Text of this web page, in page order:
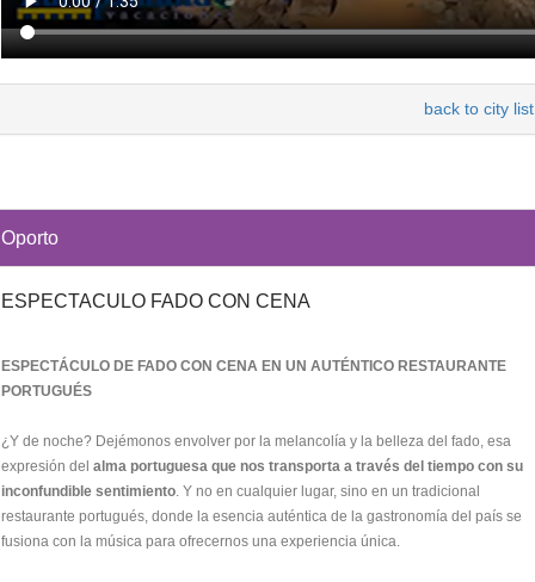
back to city list
Oporto
ESPECTACULO FADO CON CENA
ESPECTÁCULO DE FADO CON CENA EN UN AUTÉNTICO RESTAURANTE
PORTUGUÉS
¿Y de noche? Dejémonos envolver por la melancolía y la belleza del fado, esa
expresión del alma portuguesa que nos transporta a través del tiempo con su
inconfundible sentimiento. Y no en cualquier lugar, sino en un tradicional
restaurante portugués, donde la esencia auténtica de la gastronomía del país se
fusiona con la música para ofrecernos una experiencia única.